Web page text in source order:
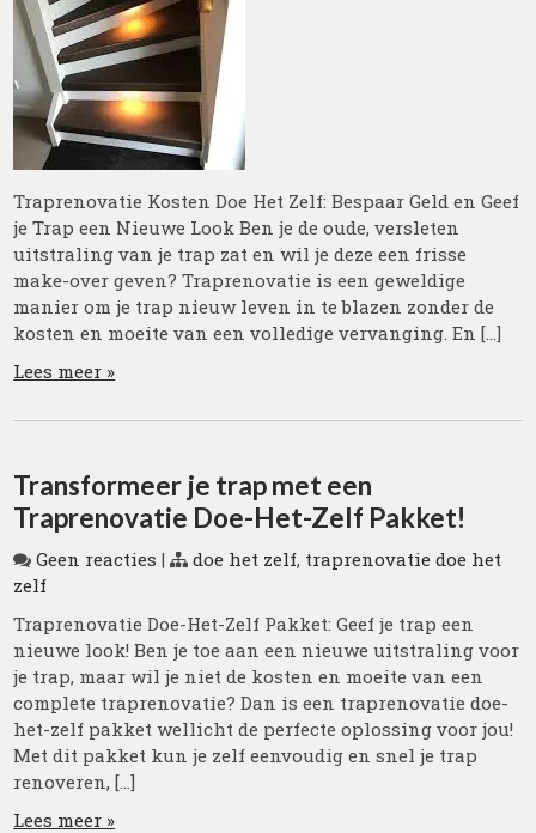
Traprenovatie Kosten Doe Het Zelf: Bespaar Geld en Geef
je Trap een Nieuwe Look Ben je de oude, versleten
uitstraling van je trap zat en wil je deze een frisse
make-over geven? Traprenovatie is een geweldige
manier om je trap nieuw leven in te blazen zonder de
kosten en moeite van een volledige vervanging. En […]
Lees meer »
Transformeer je trap met een
Traprenovatie Doe-Het-Zelf Pakket!
Geen reacties | doe het zelf, traprenovatie doe het
zelf
Traprenovatie Doe-Het-Zelf Pakket: Geef je trap een
nieuwe look! Ben je toe aan een nieuwe uitstraling voor
je trap, maar wil je niet de kosten en moeite van een
complete traprenovatie? Dan is een traprenovatie doe-
het-zelf pakket wellicht de perfecte oplossing voor jou!
Met dit pakket kun je zelf eenvoudig en snel je trap
renoveren, […]
Lees meer »